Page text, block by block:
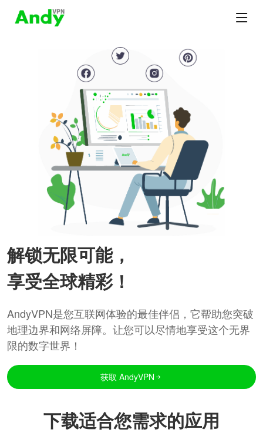
解锁无限可能，
享受全球精彩！
AndyVPN是您互联网体验的最佳伴侣，它帮助您突破
地理边界和网络屏障。让您可以尽情地享受这个无界
限的数字世界！
获取 AndyVPN
下载适合您需求的应用